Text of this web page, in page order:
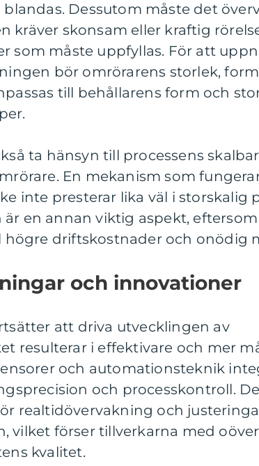
Dessutom måste det
kräver skonsam eller kraftig
som måste uppfyllas. För att
bör omrörarens storlek,
till behållarens form och
ta hänsyn till processens
En mekanism som
inte presterar lika väl i storskalig
en annan viktig aspekt,
högre driftskostnader och onödig
och innovationer
att driva utvecklingen av
resulterar i effektivare och mer
och automationsteknik
och processkontroll.
realtidövervakning och
vilket förser tillverkarna med
kvalitet.